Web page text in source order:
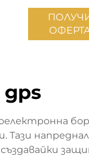
Тази
създавайки